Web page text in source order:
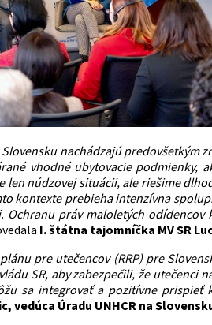
Slovensku nachádzajú
vhodné ubytovacie
len núdzovej situácii, ale riešime
kontexte prebieha intenzívna
Ochranu práv maloletých
I. štátna tajomníčka MV SR
pre utečencov (RRP) pre
SR, aby zabezpečili, že utečenci
sa integrovať a pozitívne
vedúca Úradu UNHCR na